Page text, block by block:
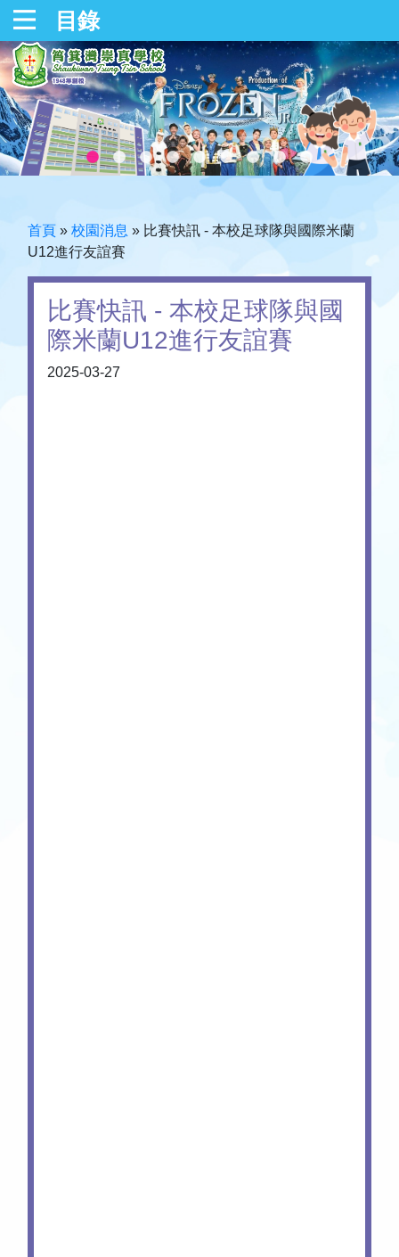
目錄
首頁 » 校園消息 » 比賽快訊 - 本校足球隊與國際米蘭
U12進行友誼賽
比賽快訊 - 本校足球隊與國
際米蘭U12進行友誼賽
2025-03-27